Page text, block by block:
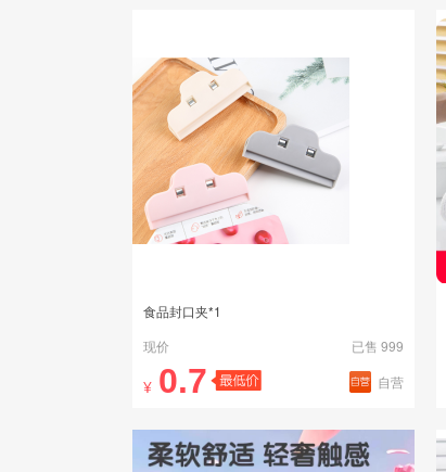
食品封口夹*1
现价
已售 999
¥ 0.7 自营